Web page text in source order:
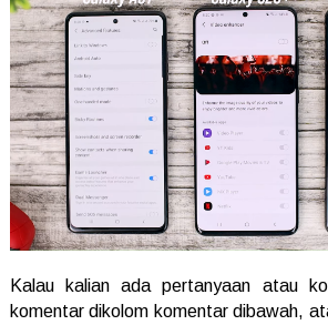
Kalau kalian ada pertanyaan atau
komentar dikolom komentar dibawah,